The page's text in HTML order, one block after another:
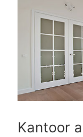
Kantoor